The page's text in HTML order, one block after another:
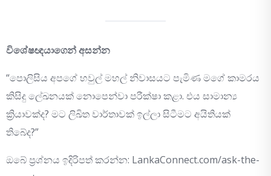
විශේෂඥයාගෙන් අසන්න
“පොලිසිය අපගේ හවුල් මහල් නිවාසයට පැමිණ මගේ කාමරය
කිසිදු ලේඛනයක් නොපෙන්වා පරීක්ෂා කළා. එය සාමාන්‍ය
ක්‍රියාවක්ද? මට ලිඛිත වාර්තාවක් ඉල්ලා සිටීමට අයිතියක්
තිබේද?”
ඔබේ ප්‍රශ්නය ඉදිරිපත් කරන්න: LankaConnect.com/ask-the-